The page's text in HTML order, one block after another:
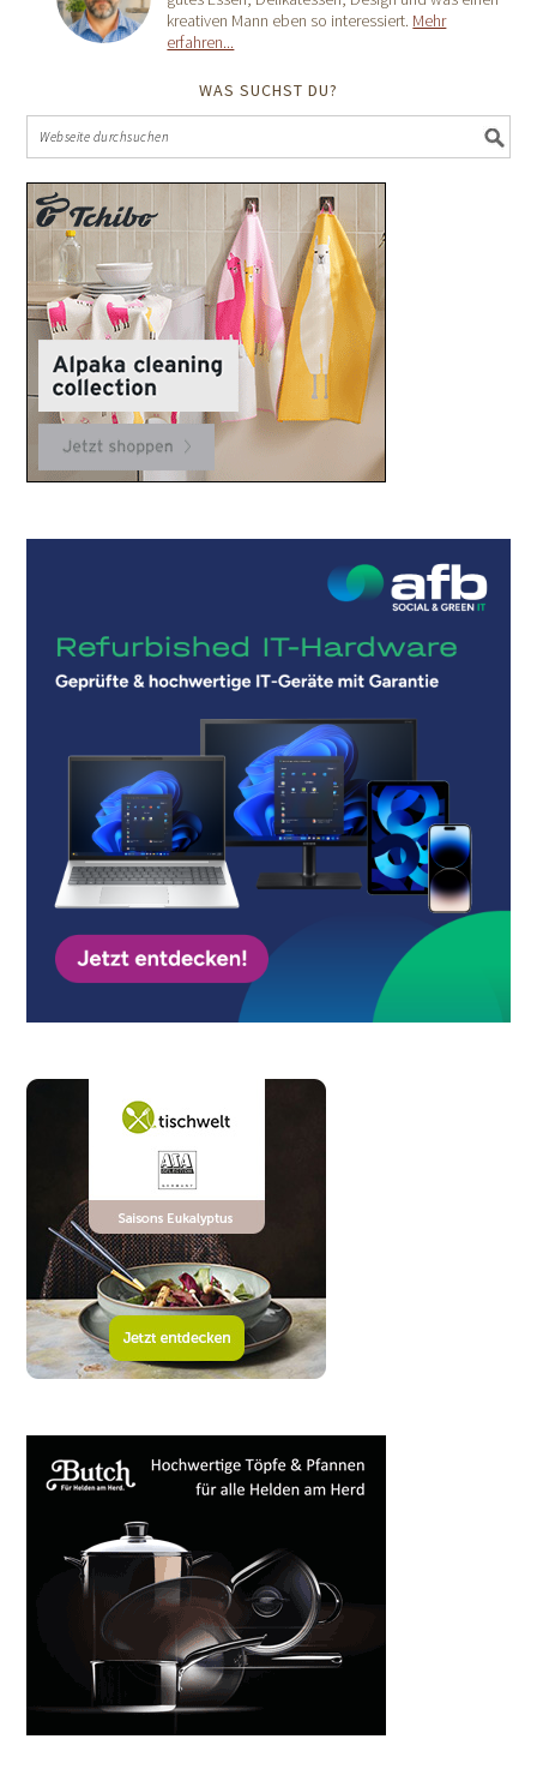
kreativen Mann eben so interessiert. Mehr
erfahren...
WAS SUCHST DU?